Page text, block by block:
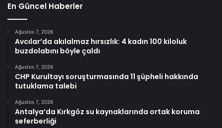
En Güncel Haberler
Ağustos 7, 2026
Avcılar’da akılalmaz hırsızlık: 4 kadın 100 kiloluk
buzdolabını böyle çaldı
Ağustos 7, 2026
CHP Kurultayı soruşturmasında 11 şüpheli hakkında
tutuklama talebi
Ağustos 7, 2026
Antalya’da Kırkgöz su kaynaklarında ortak koruma
seferberliği